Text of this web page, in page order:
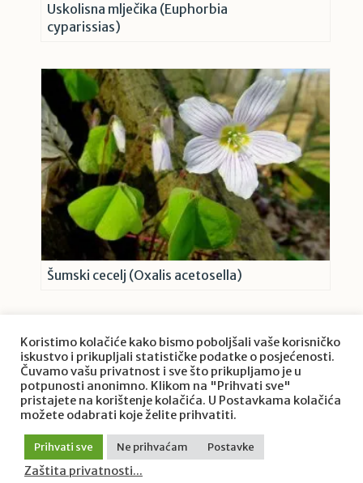
Uskolisna mlječika (Euphorbia
cyparissias)
Šumski cecelj (Oxalis acetosella)
O projektu Priroda Hrvatske
Zaštita privatnosti/ © 2022. Priroda Hrvatske / Goran
Šafarek. Sva prava pridržana.
Koristimo kolačiće kako bismo poboljšali vaše korisničko
iskustvo i prikupljali statističke podatke o posjećenosti.
Čuvamo vašu privatnost i sve što prikupljamo je u
potpunosti anonimno. Klikom na "Prihvati sve"
pristajete na korištenje kolačića. U Postavkama kolačića
možete odabrati koje želite prihvatiti.
Prihvati sve Ne prihvaćam Postavke
Zaštita privatnosti...